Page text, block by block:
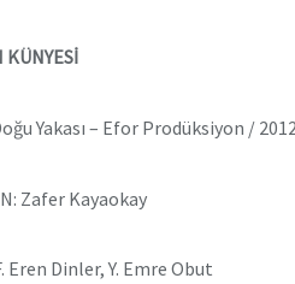
KÜNYESİ
Yakası – Efor Prodüksiyon / 2012
Zafer Kayaokay
Eren Dinler, Y. Emre Obut